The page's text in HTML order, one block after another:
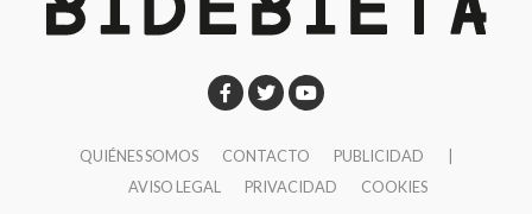
QUIÉNES SOMOS CONTACTO PUBLICIDAD
|
AVISO LEGAL
PRIVACIDAD COOKIES